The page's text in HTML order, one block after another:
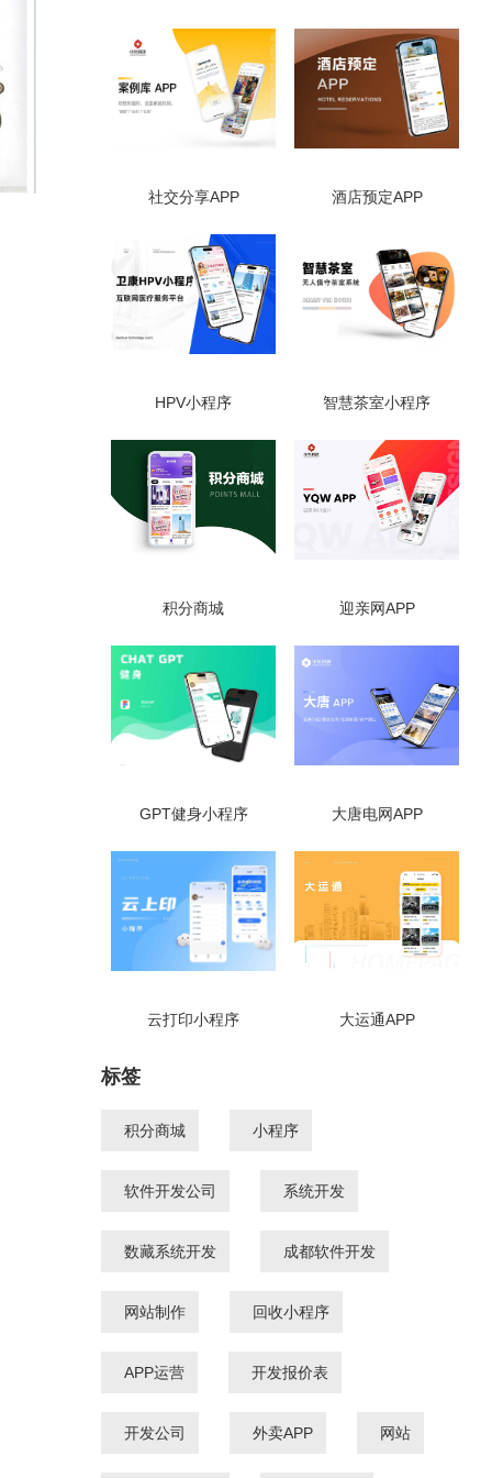
社交分享APP 酒店预定APP
HPV小程序 智慧茶室小程序
积分商城 迎亲网APP
GPT健身小程序 大唐电网APP
云打印小程序 大运通APP
标签
积分商城 小程序
软件开发公司 系统开发
数藏系统开发 成都软件开发
网站制作 回收小程序
APP运营 开发报价表
开发公司 外卖APP 网站